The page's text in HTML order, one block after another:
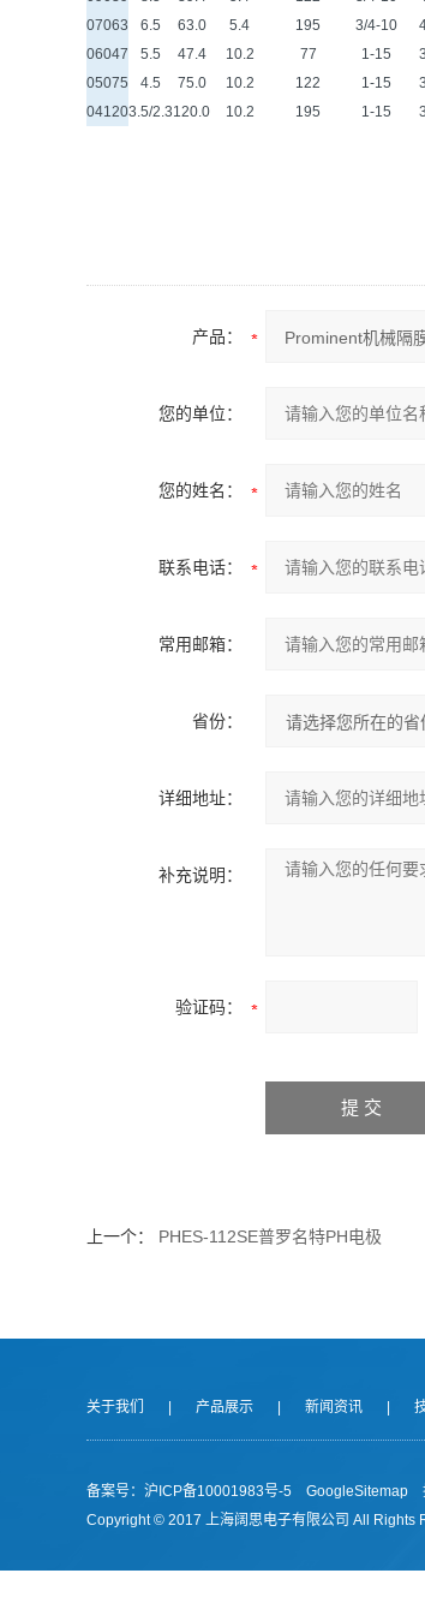
07063
6.5 63.0 5.4 195 3/4-10
06047
5.5 47.4 10.2 77 1-15 3
05075
4.5 75.0 10.2 122 1-15 3
041203.5/2.3120.0 10.2 195 1-15 3
产品：
您的单位：
您的姓名：
联系电话：
常用邮箱：
省份：
详细地址：
补充说明：
验证码：
上一个： PHES-112SE普罗名特PH电极
关于我们 产品展示 新闻资讯
备案号：沪ICP备10001983号-5 GoogleSitemap
Copyright © 2017 上海阔思电子有限公司 All Rights